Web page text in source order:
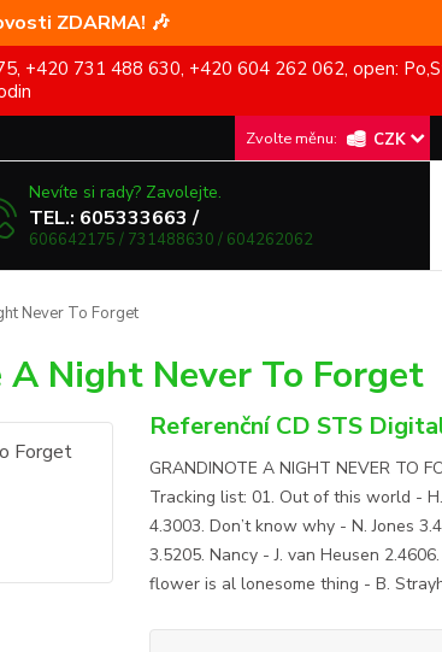
ZDARMA! 🎶
+420 731 488 630, +420 604 262 062, open:
CZK
Nevíte si rady? Zavolejte.
TEL.: 605333663 /
606642175 / 731488630 / 604262062
Never To Forget
Night Never To Forget
Referenční CD STS
GRANDINOTE A NIGHT NEVER TO
Tracking list: 01. Out of this world -
4.3003. Don’t know why - N. Jones
3.5205. Nancy - J. van Heusen
flower is al lonesome thing - B.